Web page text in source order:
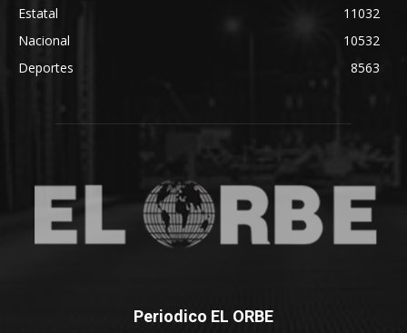
Estatal
11032
Nacional
10532
Deportes
8563
Periodico EL ORBE